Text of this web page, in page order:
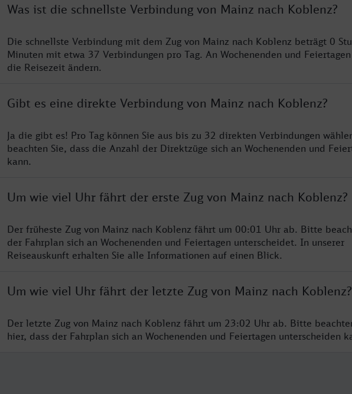
Was ist die schnellste Verbindung von Mainz nach Koblenz?
Die schnellste Verbindung mit dem Zug von Mainz nach Koblenz beträgt 0
Minuten mit etwa 37 Verbindungen pro Tag. An Wochenenden und
die Reisezeit ändern.
Gibt es eine direkte Verbindung von Mainz nach Koblenz?
Ja die gibt es! Pro Tag können Sie aus bis zu 32 direkten Verbindungen
beachten Sie, dass die Anzahl der Direktzüge sich an Wochenenden und
kann.
Um wie viel Uhr fährt der erste Zug von Mainz nach Koblenz?
Der früheste Zug von Mainz nach Koblenz fährt um 00:01 Uhr ab. Bitte
der Fahrplan sich an Wochenenden und Feiertagen unterscheidet. In unserer
Reiseauskunft erhalten Sie alle Informationen auf einen Blick.
Um wie viel Uhr fährt der letzte Zug von Mainz nach Koblenz?
Der letzte Zug von Mainz nach Koblenz fährt um 23:02 Uhr ab. Bitte
hier, dass der Fahrplan sich an Wochenenden und Feiertagen unterscheiden